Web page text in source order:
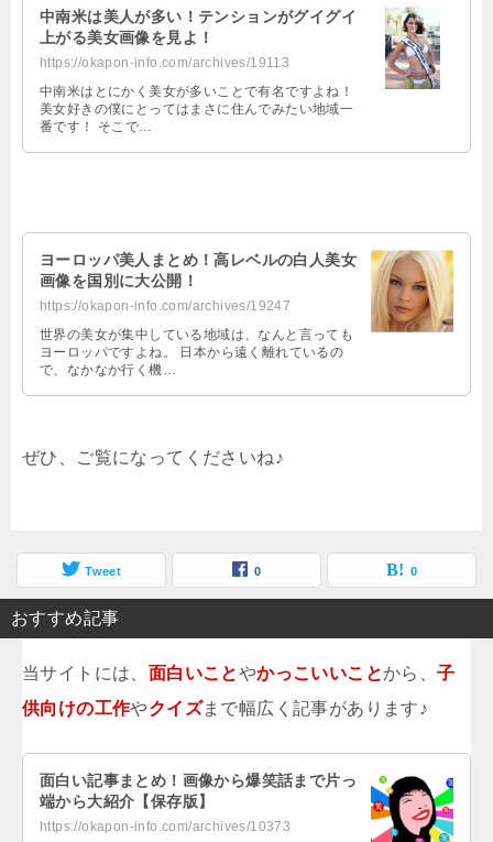
中南米は美人が多い！テンションがグイグイ
上がる美女画像を見よ！
https://okapon-info.com/archives/19113
中南米はとにかく美女が多いことで有名ですよね！
美女好きの僕にとってはまさに住んでみたい地域一
番です！ そこで…
ヨーロッパ美人まとめ！高レベルの白人美女
画像を国別に大公開！
https://okapon-info.com/archives/19247
世界の美女が集中している地域は、なんと言っても
ヨーロッパですよね。 日本から遠く離れているの
で、なかなか行く機…
ぜひ、ご覧になってくださいね♪
Tweet 0 0
おすすめ記事
当サイトには、 面白いことやかっこいいことから、子
供向けの工作やクイズまで幅広く記事があります♪
面白い記事まとめ！画像から爆笑話まで片っ
端から大紹介【保存版】
https://okapon-info.com/archives/10373